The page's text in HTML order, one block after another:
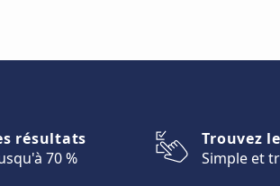
résultats
70 %
Trouvez
Simple et